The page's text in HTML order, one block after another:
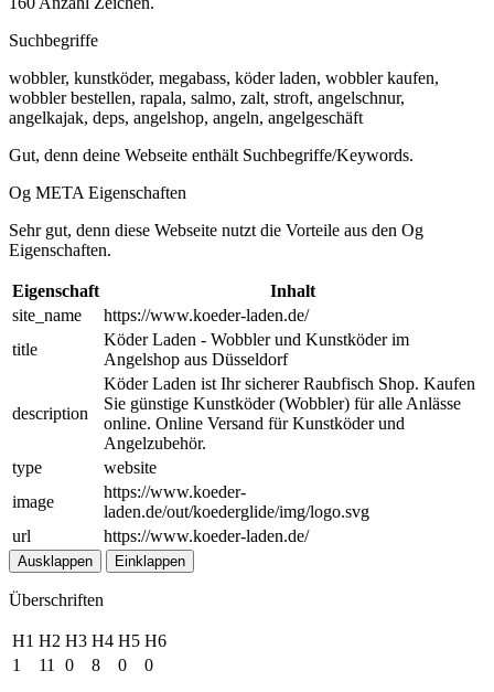
Suchbegriffe
wobbler, kunstköder, megabass, köder laden, wobbler kaufen,
wobbler bestellen, rapala, salmo, zalt, stroft, angelschnur,
angelkajak, deps, angelshop, angeln, angelgeschäft
Gut, denn deine Webseite enthält Suchbegriffe/Keywords.
Og META Eigenschaften
Sehr gut, denn diese Webseite nutzt die Vorteile aus den Og
Eigenschaften.
Eigenschaft
Inhalt
site_name
https://www.koeder-laden.de/
title
Köder Laden - Wobbler und Kunstköder im
Angelshop aus Düsseldorf
description
Köder Laden ist Ihr sicherer Raubfisch Shop. Kaufen
Sie günstige Kunstköder (Wobbler) für alle Anlässe
online. Online Versand für Kunstköder und
Angelzubehör.
type
website
image
https://www.koeder-
laden.de/out/koederglide/img/logo.svg
url
https://www.koeder-laden.de/
Ausklappen Einklappen
Überschriften
H1 H2 H3 H4 H5 H6
1
11 0 8 0 0